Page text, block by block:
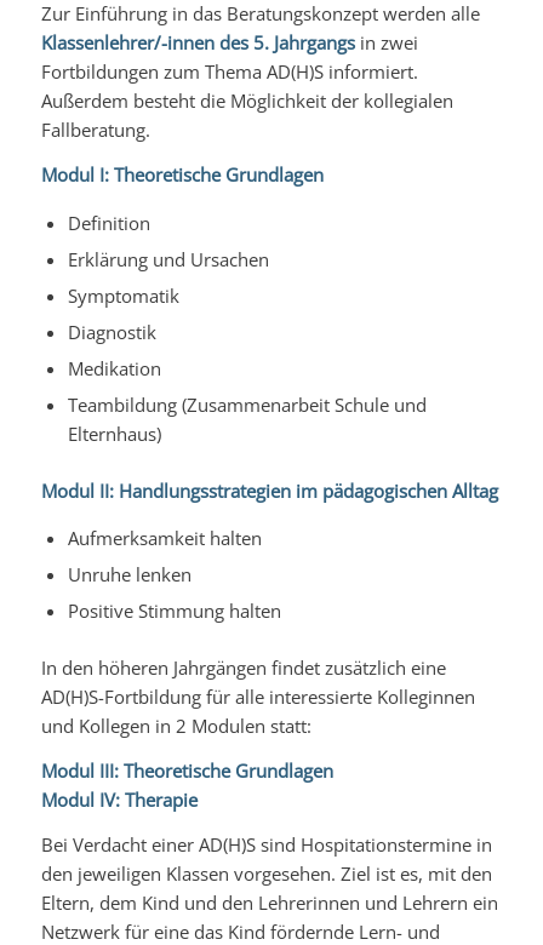
Zur Einführung in das Beratungskonzept werden alle
Klassenlehrer/-innen des 5. Jahrgangsin zwei
Fortbildungen zum Thema AD(H)S informiert.
Außerdem besteht die Möglichkeit der kollegialen
Fallberatung.
Modul I: Theoretische Grundlagen
Definition
Erklärung und Ursachen
Symptomatik
Diagnostik
Medikation
Teambildung (Zusammenarbeit Schule und
Elternhaus)
Modul II: Handlungsstrategien im pädagogischen Alltag
Aufmerksamkeit halten
Unruhe lenken
Positive Stimmung halten
In den höheren Jahrgängen findet zusätzlich eine
AD(H)S-Fortbildung für alle interessierte Kolleginnen
und Kollegen in 2 Modulen statt:
Modul III: Theoretische Grundlagen
Modul IV: Therapie
Bei Verdacht einer AD(H)S sind Hospitationstermine in
den jeweiligen Klassen vorgesehen. Ziel ist es, mit den
Eltern, dem Kind und den Lehrerinnen und Lehrern ein
Netzwerk für eine das Kind fördernde Lern- und